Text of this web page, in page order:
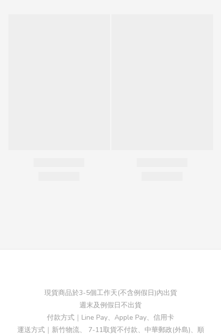
現貨商品於3-5個工作天(不含例假日)內出貨
週末及例假日不出貨
付款方式｜Line Pay、Apple Pay、信用卡
運送方式｜新竹物流、 7-11取貨不付款、中華郵政(外島)、順